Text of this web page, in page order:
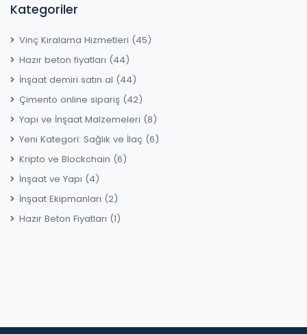
Kategoriler
Vinç Kiralama Hizmetleri (45)
Hazır beton fiyatları (44)
İnşaat demiri satın al (44)
Çimento online sipariş (42)
Yapı ve İnşaat Malzemeleri (8)
Yeni Kategori: Sağlık ve İlaç (6)
Kripto ve Blockchain (6)
İnşaat ve Yapı (4)
İnşaat Ekipmanları (2)
Hazır Beton Fiyatları (1)